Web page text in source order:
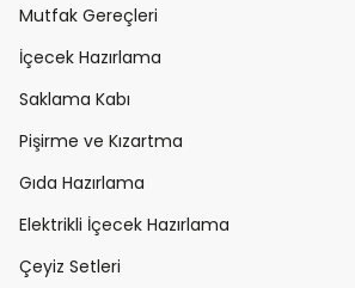
Mutfak Gereçleri
İçecek Hazırlama
Saklama Kabı
Pişirme ve Kızartma
Gıda Hazırlama
Elektrikli İçecek Hazırlama
Çeyiz Setleri